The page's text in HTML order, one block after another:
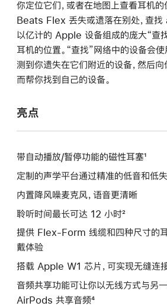
你定位它们，或者在地图上查看耳机的
Beats Flex 丢失或遗落在别处，查找
以亿计的 Apple 设备组成的庞大“查
耳机的位置。“查找”网络中的设备会
测到你遗失在它们附近的设备，然后向
而帮你找到自己的设备。
亮点
带自动播放/暂停功能的磁性耳塞¹
定制的声学平台通过精准的低音和低
内置降风噪麦克风，语音更清晰
聆听时间最长可达 12 小时²
提供 Flex-Form 线缆和四种尺寸的耳
戴体验
搭载 Apple W1 芯片，可实现无缝连
音频共享功能可让你以无线方式与另
AirPods 共享音频⁴